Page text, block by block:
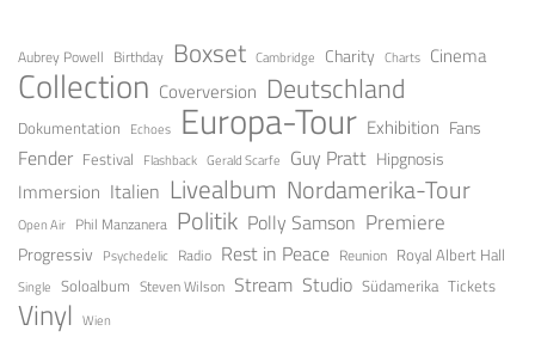
Aubrey Powell Birthday Boxset Cambridge Charity Charts Cinema
Collection Coverversion Deutschland
Dokumentation Echoes Europa-Tour Exhibition Fans
Fender Festival Flashback Gerald Scarfe Guy Pratt Hipgnosis
Immersion Italien Livealbum Nordamerika-Tour
Open Air Phil Manzanera Politik Polly Samson Premiere
Progressiv Psychedelic Radio Rest in Peace Reunion Royal Albert Hall
Single Soloalbum Steven Wilson Stream Studio Südamerika Tickets
Vinyl Wien